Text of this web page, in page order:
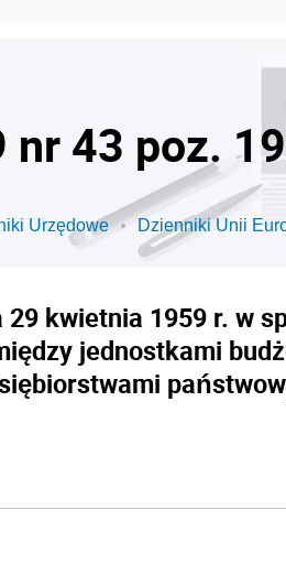
43 poz.
Urzędowe Dzienniki Unii
kwietnia 1959 r. w
jednostkami